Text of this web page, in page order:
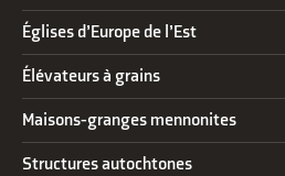
Églises d’Europe de l’Est
Élévateurs à grains
Maisons-granges mennonites
Structures autochtones